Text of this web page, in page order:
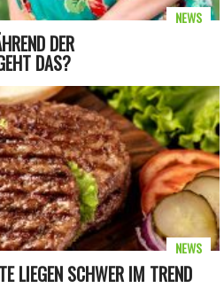
DER
DAS?
NEWS
LIEGEN SCHWER IM TREND
NEWS